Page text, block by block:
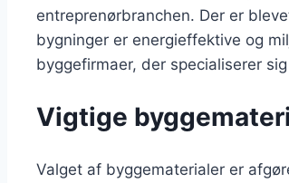
entreprenørbranchen. Der er
bygninger er energieffektive og
byggefirmaer, der specialiserer
Vigtige
Valget af byggematerialer er